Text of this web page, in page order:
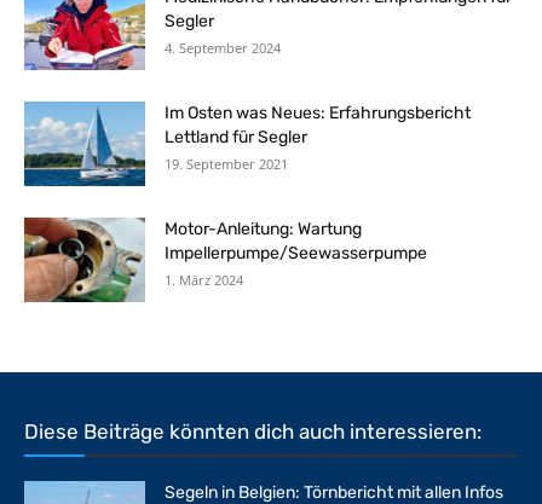
Segler
4. September 2024
Im Osten was Neues: Erfahrungsbericht
Lettland für Segler
19. September 2021
Motor-Anleitung: Wartung
Impellerpumpe/Seewasserpumpe
1. März 2024
Diese Beiträge könnten dich auch interessieren:
Segeln in Belgien: Törnbericht mit allen Infos